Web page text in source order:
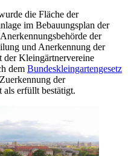
die Fläche der
im Bebauungsplan der
der
und Anerkennung der
der Kleingärtnervereine
dem Bundeskleingartengesetz
der
erfüllt bestätigt.